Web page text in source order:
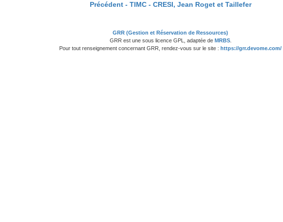
Précédent - TIMC - CRESI, Jean Roget et Taillefer
GRR (Gestion et Réservation de Ressources)
GRR est une sous licence GPL, adaptée de MRBS.
Pour tout renseignement concernant GRR, rendez-vous sur le site : https://grr.devome.com/